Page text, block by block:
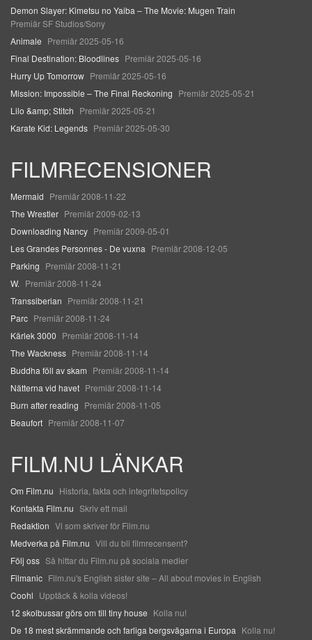
Demon Slayer: Kimetsu no Yaiba – The Movie: Mugen Train
Premiär SF Studios/Sony
Animale Premiär 2025-05-16
Final Destination: Bloodlines Premiär 2025-05-16
Hurry Up Tomorrow Premiär 2025-05-16
Mission: Impossible – The Final Reckoning Premiär 2025-05-21
Lilo &amp; Stitch Premiär 2025-05-21
Karate Kid: Legends Premiär 2025-05-30
FILMRECENSIONER
Mermaid Premiär 2008-11-22
The Wrestler Premiär 2009-02-13
Downloading Nancy Premiär 2009-05-01
Les Grandes Personnes - De vuxna Premiär 2008-12-05
Parking Premiär 2008-11-21
W. Premiär 2008-11-24
Transsiberian Premiär 2008-11-21
Parc Premiär 2008-11-24
Kärlek 3000 Premiär 2008-11-14
The Wackness Premiär 2008-11-14
Buddha föll av skam Premiär 2008-11-14
Nätterna vid havet Premiär 2008-11-14
Burn after reading Premiär 2008-11-05
Beaufort Premiär 2008-11-07
FILM.NU LÄNKAR
Om Film.nu Historia, fakta och integritetspolicy
Kontakta Film.nu Skriv ett mail
Redaktion Vi som skriver för Film.nu
Medverka på Film.nu Vill du bli filmrecensent?
Följ oss Så hittar du Film.nu på sociala medier
Filmanic Film.nu's English sister site – All about movies in English
Coohl Upptäck & kolla videos!
12 skolbussar görs om till tiny house Kolla nu!
De 18 mest skrämmande och farliga bergsvägarna i Europa Kolla nu!